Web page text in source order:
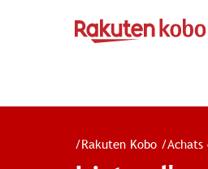
/Rakuten Kobo /Achats